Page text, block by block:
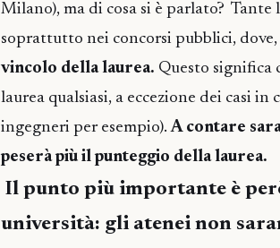
Milano), ma di cosa si è parlato?
soprattutto nei concorsi pubblici, dove,
vincolo della laurea. Questo significa
laurea qualsiasi, a eccezione dei casi
ingegneri per esempio).A contare
peserà più il punteggio della laurea.
Il punto più importante è
università: gli atenei non